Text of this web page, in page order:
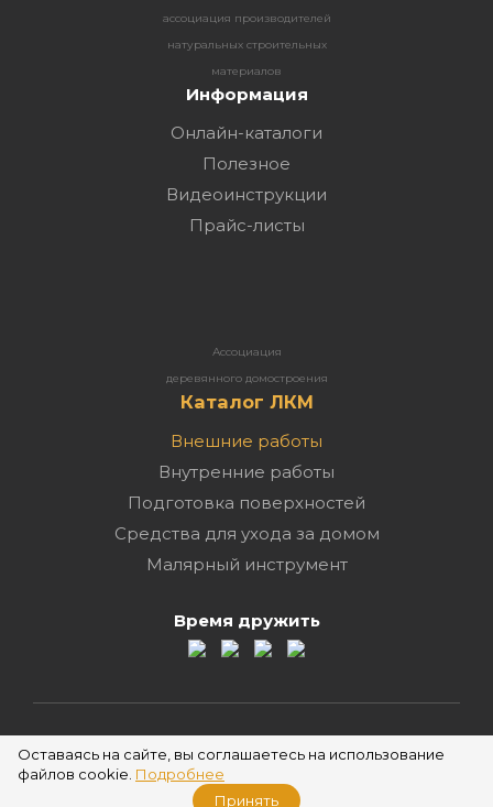
ассоциация производителей
натуральных строительных
материалов
Информация
Онлайн-каталоги
Полезное
Видеоинструкции
Прайс-листы
Ассоциация
деревянного домостроения
Каталог ЛКМ
Внешние работы
Внутренние работы
Подготовка поверхностей
Средства для ухода за домом
Малярный инструмент
Время дружить
2026 ©
Оставаясь на сайте, вы соглашаетесь на использование
файлов cookie. Подробнее
Принять